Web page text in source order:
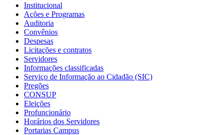
Institucional
Ações e Programas
Auditoria
Convênios
Despesas
Licitações e contratos
Servidores
Informações classificadas
Serviço de Informação ao Cidadão (SIC)
Pregões
CONSUP
Eleições
Profuncionário
Horários dos Servidores
Portarias Campus